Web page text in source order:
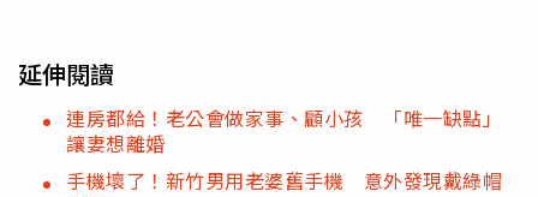
延伸閱讀
連房都給！老公會做家事、顧小孩 「唯一缺點」
讓妻想離婚
手機壞了！新竹男用老婆舊手機 意外發現戴綠帽